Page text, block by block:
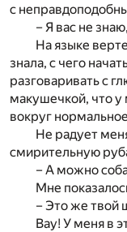
с
– Я вас не
На языке
знала, с чего
разговаривать с
макушечкой, что у
вокруг
Не радует
смирительную
– А можно
Мне
– Это же твой
Вау! У меня в